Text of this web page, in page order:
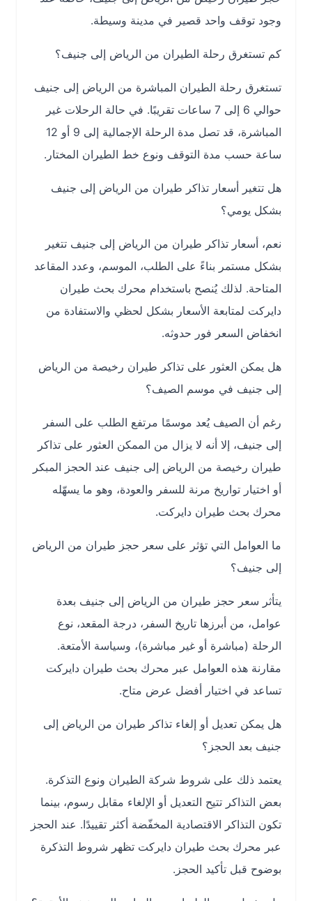
وجود توقف واحد قصير في مدينة وسيطة.
كم تستغرق رحلة الطيران من الرياض إلى جنيف؟
تستغرق رحلة الطيران المباشرة من الرياض إلى جنيف
حوالي 6 إلى 7 ساعات تقريبًا. في حالة الرحلات غير
المباشرة، قد تصل مدة الرحلة الإجمالية إلى 9 أو 12
ساعة حسب مدة التوقف ونوع خط الطيران المختار.
هل تتغير أسعار تذاكر طيران من الرياض إلى جنيف
بشكل يومي؟
نعم، أسعار تذاكر طيران من الرياض إلى جنيف تتغير
بشكل مستمر بناءً على الطلب، الموسم، وعدد المقاعد
المتاحة. لذلك يُنصح باستخدام محرك بحث طيران
دايركت لمتابعة الأسعار بشكل لحظي والاستفادة من
انخفاض السعر فور حدوثه.
هل يمكن العثور على تذاكر طيران رخيصة من الرياض
إلى جنيف في موسم الصيف؟
رغم أن الصيف يُعد موسمًا مرتفع الطلب على السفر
إلى جنيف، إلا أنه لا يزال من الممكن العثور على تذاكر
طيران رخيصة من الرياض إلى جنيف عند الحجز المبكر
أو اختيار تواريخ مرنة للسفر والعودة، وهو ما يسهّله
محرك بحث طيران دايركت.
ما العوامل التي تؤثر على سعر حجز طيران من الرياض
إلى جنيف؟
يتأثر سعر حجز طيران من الرياض إلى جنيف بعدة
عوامل، من أبرزها تاريخ السفر، درجة المقعد، نوع
الرحلة (مباشرة أو غير مباشرة)، وسياسة الأمتعة.
مقارنة هذه العوامل عبر محرك بحث طيران دايركت
تساعد في اختيار أفضل عرض متاح.
هل يمكن تعديل أو إلغاء تذاكر طيران من الرياض إلى
جنيف بعد الحجز؟
يعتمد ذلك على شروط شركة الطيران ونوع التذكرة.
بعض التذاكر تتيح التعديل أو الإلغاء مقابل رسوم، بينما
تكون التذاكر الاقتصادية المخفّضة أكثر تقييدًا. عند الحجز
عبر محرك بحث طيران دايركت تظهر شروط التذكرة
بوضوح قبل تأكيد الحجز.